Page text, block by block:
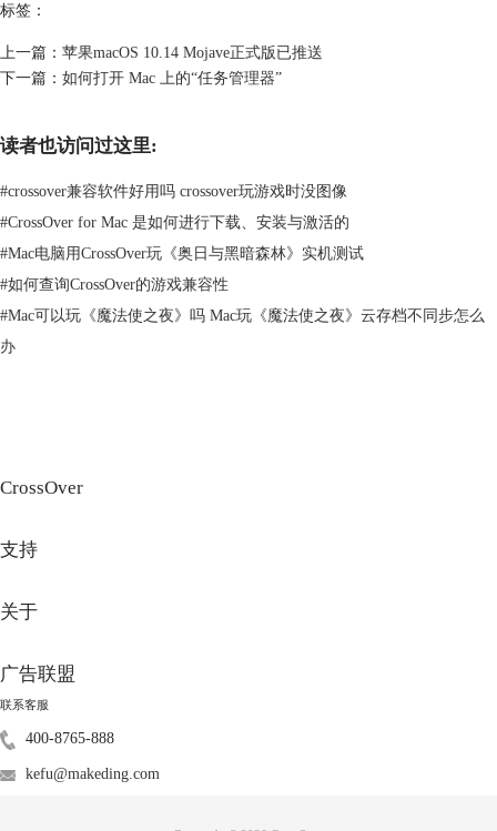
支持复制粘贴、传输文件、快捷键等操作。
多容器共存：CrossOver中安装的Windows软件都在对应的容器中，容器就
以运行不同的软件、使用不同的设置；
超高性价比：不必购买Windows授权，比虚拟机更简单，比双系统更方
便。
虚拟机——以Parallels Desktop为例
Parallels Desktop可以在macOS上无缝运行各种Windows系统和软件，而不
标签：
上一篇： 苹果macOS 10.14 Mojave正式版已推送
下一篇： 如何打开 Mac 上的“任务管理器”
读者也访问过这里:
#crossover兼容软件好用吗 crossover玩游戏时没图像
#CrossOver for Mac 是如何进行下载、安装与激活的
#Mac电脑用CrossOver玩《奥日与黑暗森林》实机测试
#如何查询CrossOver的游戏兼容性
#Mac可以玩《魔法使之夜》吗 Mac玩《魔法使之夜》云存档不同步怎么
办
CrossOver
支持
关于
广告联盟
联系客服
400-8765-888
kefu@makeding.com